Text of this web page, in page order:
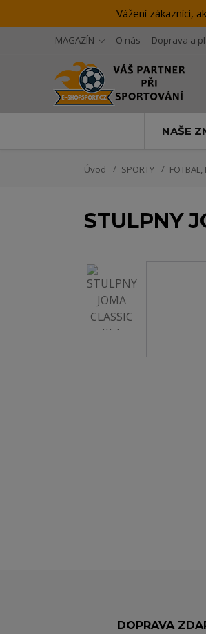
Vážení zákazníci,
MAGAZÍN O nás Doprava a
NAŠE
Úvod SPORTY FOTBAL,
STULPNY
DOPRAVA